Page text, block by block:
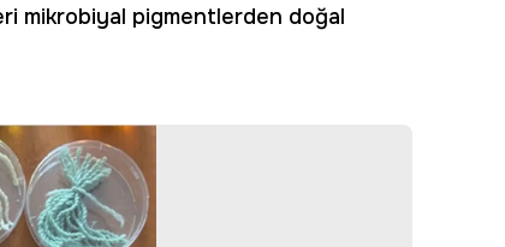
mikrobiyal pigmentlerden doğal